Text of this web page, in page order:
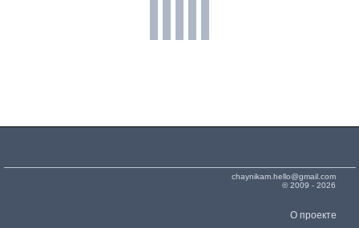
chaynikam.hello@gmail.com
© 2009 - 2026
О проекте